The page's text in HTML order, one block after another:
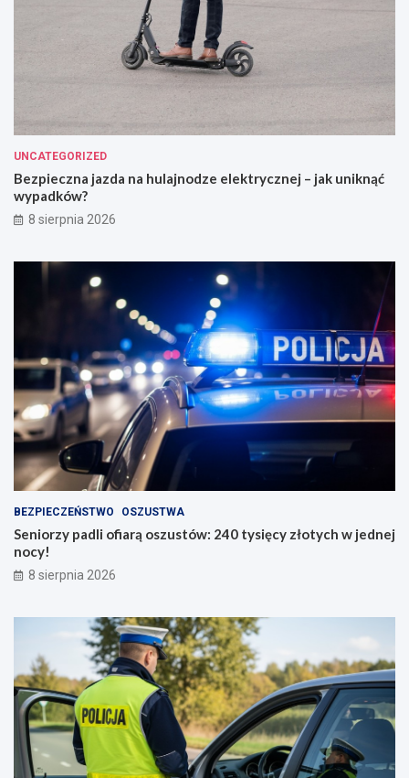
UNCATEGORIZED
Bezpieczna jazda na hulajnodze elektrycznej – jak uniknąć
wypadków?
8 sierpnia 2026
BEZPIECZEŃSTWO OSZUSTWA
Seniorzy padli ofiarą oszustów: 240 tysięcy złotych w jednej
nocy!
8 sierpnia 2026